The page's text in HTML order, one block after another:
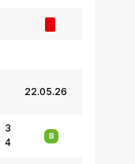
22.05.26
3
4
В